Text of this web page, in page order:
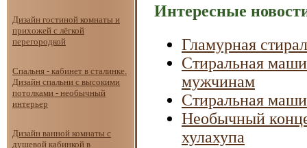
Дизайн гостиной комнаты и
прихожей с лёгкой
перегородкой
Спальня - кабинет в сталинке.
Дизайн спальни с высокими
потолками - необычный
интерьер
Дизайн ванной комнаты с
душевой кабинкой в
Интересные
Гламурная
Стиральная
мужчинам
Стиральная
Необычный
хулахупа